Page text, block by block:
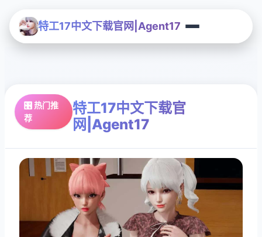
特工17中文下载官网|Agent17
🎛️ 热门推
荐
特工17中文下载官
网|Agent17